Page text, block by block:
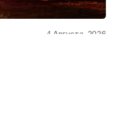
4 Августа, 2026